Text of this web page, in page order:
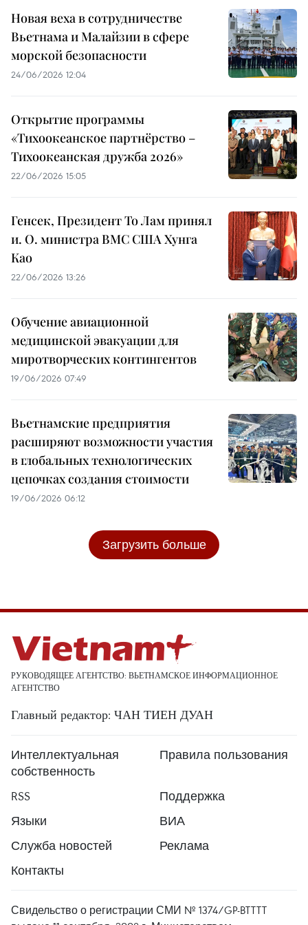
Новая веха в сотрудничестве
Вьетнама и Малайзии в сфере
морской безопасности
24/06/2026 12:04
Открытие программы
«Тихоокеанское партнёрство –
Тихоокеанская дружба 2026»
22/06/2026 15:05
Генсек, Президент То Лам принял
и. О. министра ВМС США Хунга
Као
22/06/2026 13:26
Обучение авиационной
медицинской эвакуации для
миротворческих контингентов
19/06/2026 07:49
Вьетнамские предприятия
расширяют возможности участия
в глобальных технологических
цепочках создания стоимости
19/06/2026 06:12
Загрузить больше
РУКОВОДЯЩЕЕ АГЕНТСТВО: ВЬЕТНАМСКОЕ ИНФОРМАЦИОННОЕ
АГЕНТСТВО
Главный редактор: ЧАН ТИЕН ДУАН
Интеллектуальная
собственность
Правила пользования
RSS
Поддержка
Языки
ВИА
Служба новостей
Реклама
Контакты
Свидельство о регистрации СМИ № 1374/GP-BTTTT